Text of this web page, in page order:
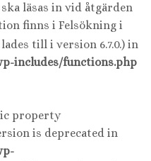
läsas in vid åtgärden
finns i Felsökning i
till i version 6.7.0.) in
includes/functions.php
property
is deprecated in